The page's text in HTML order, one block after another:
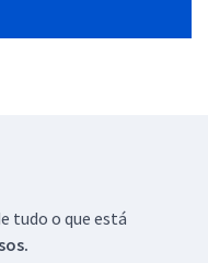
tudo o que está